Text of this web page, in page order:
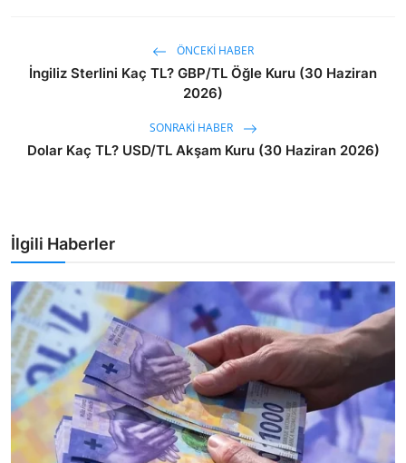
ÖNCEKI HABER
İngiliz Sterlini Kaç TL? GBP/TL Öğle Kuru (30 Haziran
2026)
SONRAKI HABER
Dolar Kaç TL? USD/TL Akşam Kuru (30 Haziran 2026)
İlgili Haberler